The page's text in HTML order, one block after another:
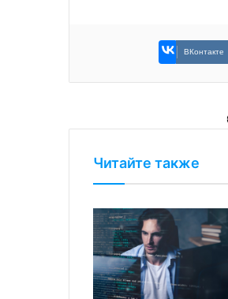
ВКонтакте
Читайте также